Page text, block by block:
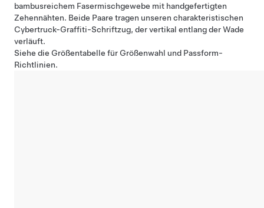
bambusreichem Fasermischgewebe mit handgefertigten
Zehennähten. Beide Paare tragen unseren charakteristischen
Cybertruck-Graffiti-Schriftzug, der vertikal entlang der Wade
verläuft.
Siehe die Größentabelle für Größenwahl und Passform-
Richtlinien.